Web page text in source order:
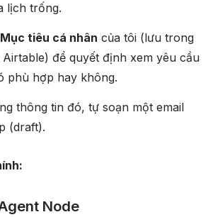
lịch trống.
Mục tiêu cá nhân của tôi (lưu trong
Airtable) để quyết định xem yêu cầu
phù hợp hay không.
thông tin đó, tự soạn một email
(draft).
Node